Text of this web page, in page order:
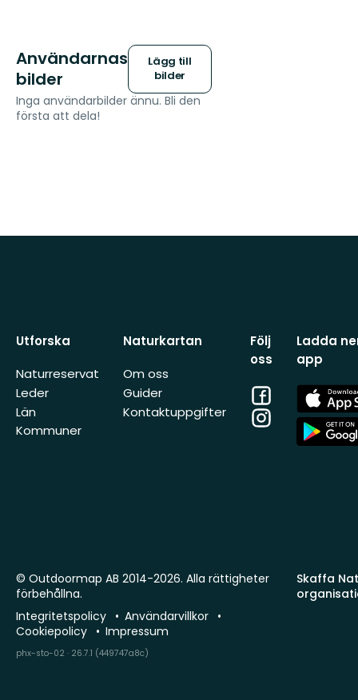
Användarnas
bilder
Lägg till
bilder
Inga användarbilder ännu. Bli den
första att dela!
Utforska
Naturreservat
Leder
Län
Kommuner
Naturkartan
Om oss
Guider
Kontaktuppgifter
Följ
oss
Facebook
Instagram
Ladda
app
App
Store
App
Store
Skaffa
© Outdoormap AB 2014-2026. Alla rättigheter
förbehållna.
Integritetspolicy
Användarvillkor
Cookiepolicy
Impressum
phx-sto-02 · 26.7.1 (449747a8c)